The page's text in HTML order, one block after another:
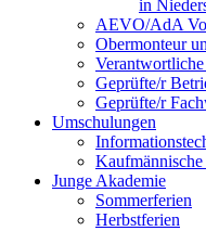
in
AEVO/AdA
Obermonteur
Geprüfte/r
Geprüfte/r
Umschulungen
Junge Akademie
Sommerferien
Herbstferien